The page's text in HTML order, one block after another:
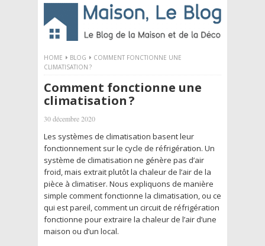
HOME BLOG
COMMENT FONCTIONNE UNE
CLIMATISATION ?
Comment fonctionne une
climatisation ?
30 décembre 2020
Les systèmes de climatisation basent leur
fonctionnement sur le cycle de réfrigération. Un
système de climatisation ne génère pas d’air
froid, mais extrait plutôt la chaleur de l’air de la
pièce à climatiser. Nous expliquons de manière
simple comment fonctionne la climatisation, ou ce
qui est pareil, comment un circuit de réfrigération
fonctionne pour extraire la chaleur de l’air d’une
maison ou d’un local.